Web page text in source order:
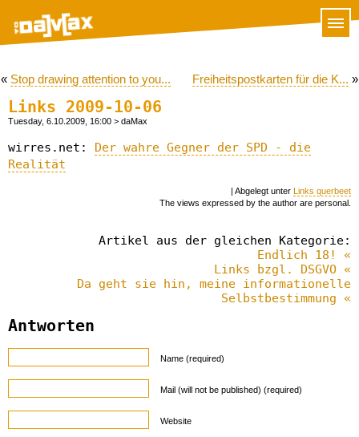
« Stop drawing attention to you... Freiheitspostkarten für die K... »
Links 2009-10-06
Tuesday, 6.10.2009, 16:00 > daMax
wirres.net: Der wahre Gegner der SPD - die
Realität
| Abgelegt unter Links querbeet
The views expressed by the author are personal.
Artikel aus der gleichen Kategorie:
Endlich 18! «
Links bzgl. DSGVO «
Da geht sie hin, meine informationelle
Selbstbestimmung «
Antworten
Name (required)
Mail (will not be published) (required)
Website